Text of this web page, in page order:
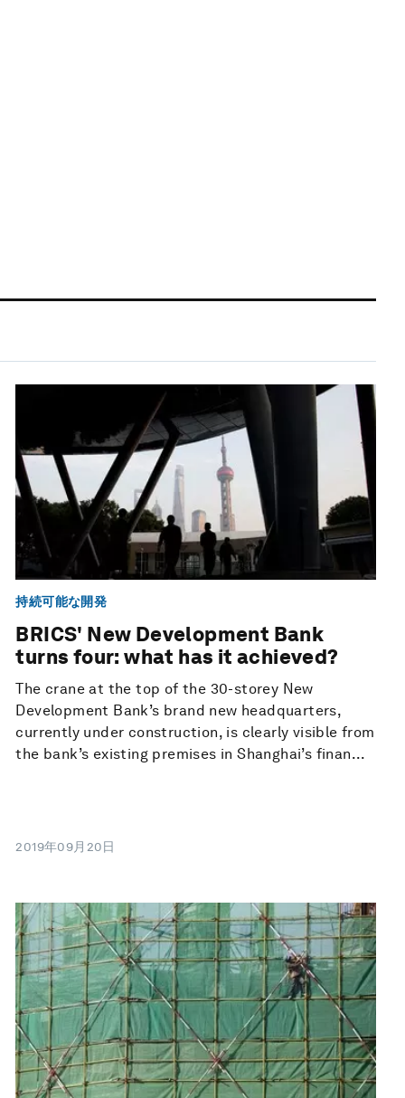
持続可能な開発
BRICS' New Development Bank
turns four: what has it achieved?
The crane at the top of the 30-storey New
Development Bank’s brand new headquarters,
currently under construction, is clearly visible from
the bank’s existing premises in Shanghai’s finan...
2019年09月20日